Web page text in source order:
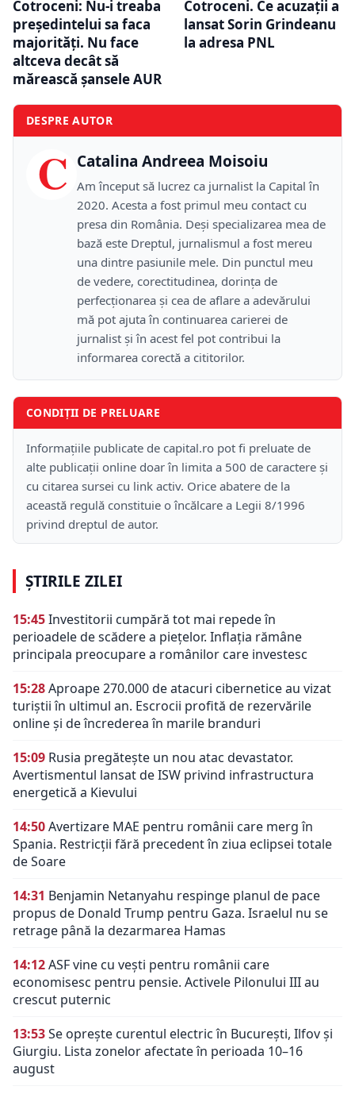
Cotroceni: Nu-i treaba
președintelui sa faca
majorități. Nu face
altceva decât să
mărească șansele AUR
Cotroceni. Ce acuzații a
lansat Sorin Grindeanu
la adresa PNL
DESPRE AUTOR
C Catalina Andreea Moisoiu
Am început să lucrez ca jurnalist la Capital în
2020. Acesta a fost primul meu contact cu
presa din România. Deși specializarea mea de
bază este Dreptul, jurnalismul a fost mereu
una dintre pasiunile mele. Din punctul meu
de vedere, corectitudinea, dorința de
perfecționarea și cea de aflare a adevărului
mă pot ajuta în continuarea carierei de
jurnalist și în acest fel pot contribui la
informarea corectă a cititorilor.
CONDIȚII DE PRELUARE
Informațiile publicate de capital.ro pot fi preluate de
alte publicații online doar în limita a 500 de caractere și
cu citarea sursei cu link activ. Orice abatere de la
această regulă constituie o încălcare a Legii 8/1996
privind dreptul de autor.
ȘTIRILE ZILEI
15:45Investitorii cumpără tot mai repede în
perioadele de scădere a piețelor. Inflația rămâne
principala preocupare a românilor care investesc
15:28Aproape 270.000 de atacuri cibernetice au vizat
turiștii în ultimul an. Escrocii profită de rezervările
online și de încrederea în marile branduri
15:09 Rusia pregătește un nou atac devastator.
Avertismentul lansat de ISW privind infrastructura
energetică a Kievului
14:50Avertizare MAE pentru românii care merg în
Spania. Restricții fără precedent în ziua eclipsei totale
de Soare
14:31 Benjamin Netanyahu respinge planul de pace
propus de Donald Trump pentru Gaza. Israelul nu se
retrage până la dezarmarea Hamas
14:12ASF vine cu vești pentru românii care
economisesc pentru pensie. Activele Pilonului III au
crescut puternic
13:53Se oprește curentul electric în București, Ilfov și
Giurgiu. Lista zonelor afectate în perioada 10–16
august